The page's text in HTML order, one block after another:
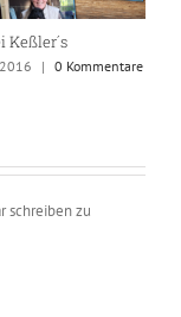
Keßler´s
| 0 Kommentare
schreiben zu